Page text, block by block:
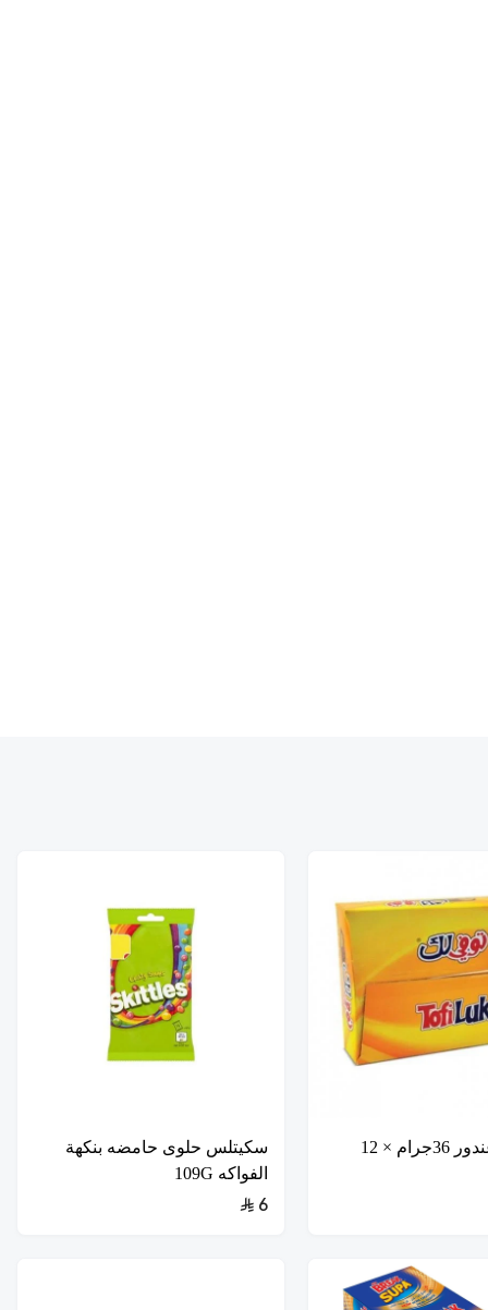
توفي لك غندور 36جرام × 12
سكيتلس حلوى حامضه بنكهة
الفواكه 109G
6